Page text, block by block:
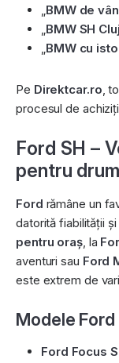
BMW de
BMW SH
BMW cu
Pe Direktcar.ro ,
procesul de
Ford SH –
pentru
Ford rămâne un
datorită fiabilității
pentru oraș, la
aventuri sau Ford
este extrem de
Modele
Ford Focus